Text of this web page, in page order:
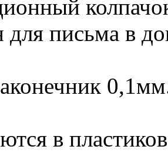
для письма в
в